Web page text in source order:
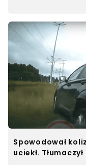
Spowodował
uciekł.